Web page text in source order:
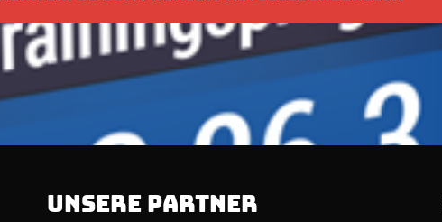
UNSERE PARTNER